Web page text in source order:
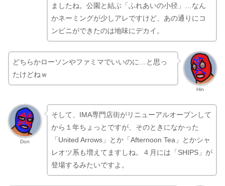
ましたね。公園と結ぶ「ふれあいの小径」…なん
かネーミングが少しアレですけど、あの通りにコ
ンビニができたのは地味にデカイ。
Hin
どちらかローソンやファミマでいいのに…と思っ
たけどねｗ
Don
そして、IMA専門店街がリニューアルオープンして
から１年ちょっとですが、そのときになかった
「United Arrows」とか「Afternoon Tea」とかシャ
レオツ系も増えてますしね。４月には「SHIPS」が
登場するみたいですよ。